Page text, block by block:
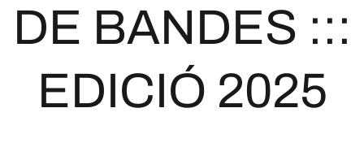
DE BANDES :::
EDICIÓ 2025